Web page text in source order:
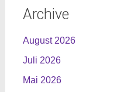
Archive
August 2026
Juli 2026
Mai 2026